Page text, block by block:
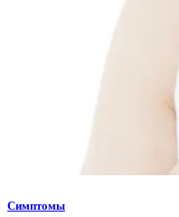
Симптомы